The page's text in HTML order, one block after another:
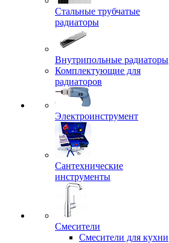
Стальные трубчатые
радиаторы
Внутрипольные радиаторы
Комплектующие для
радиаторов
Электроинструмент
Сантехнические
инструменты
Смесители
Смесители для кухни